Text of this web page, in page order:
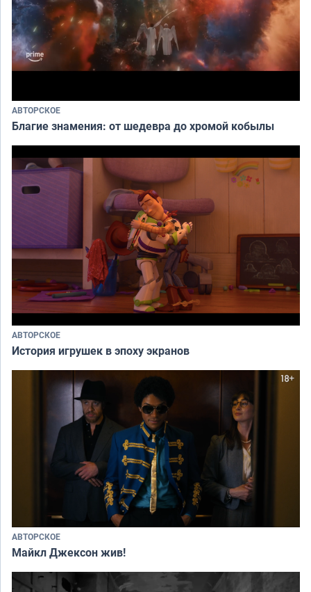
АВТОРСКОЕ
Благие знамения: от шедевра до хромой кобылы
АВТОРСКОЕ
История игрушек в эпоху экранов
АВТОРСКОЕ
Майкл Джексон жив!